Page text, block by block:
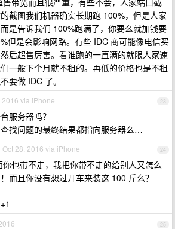
截图我们机器确实长期跑 100%，但是人家
是告诉我们 100%跑满了，你要么就加钱要
但是会影响网路。有些 IDC 商可能像电信买
后超售厉害。看谁跑的一直满的就限人家速
一般下个月就不租的。再低的价格也是不租
要做 IDC 了。
23
2016 via iPhone
服务器吗？
找问题的最终结果都指向服务器么…
24
Oct 28, 2016 via iPhone
也带不走，我把你带不走的给别人又怎么
而且你没有想过开车来装这 100 斤么？
25